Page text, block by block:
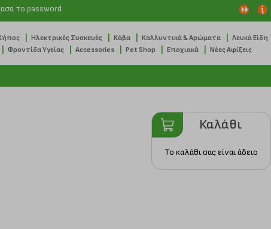
το password
Ηλεκτρικές Συσκευές Κάβα Καλλυντικά & Αρώματα Λευκά Είδη
Φροντίδα Υγείας Accessories Pet Shop Εποχιακά Νέες Αφίξεις
Καλάθι
Το καλάθι σας είναι άδειο